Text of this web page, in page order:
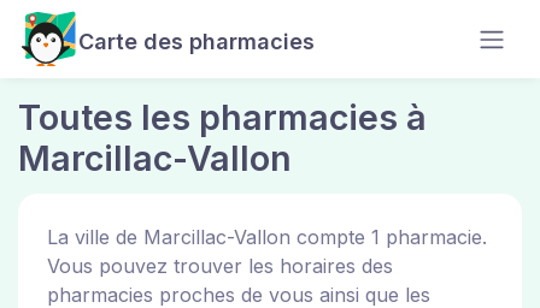
Carte des pharmacies
Toutes les pharmacies à
Marcillac-Vallon
La ville de Marcillac-Vallon compte 1 pharmacie.
Vous pouvez trouver les horaires des
pharmacies proches de vous ainsi que les